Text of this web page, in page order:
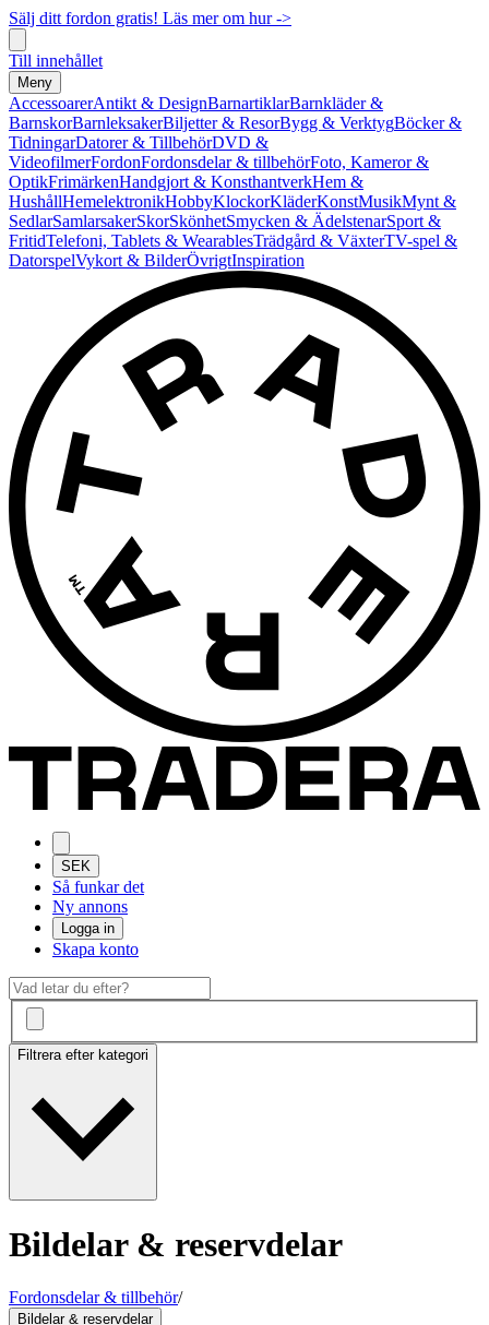
Sälj ditt fordon gratis! Läs mer om hur ->
Till innehållet
Meny
AccessoarerAntikt & DesignBarnartiklarBarnkläder &
BarnskorBarnleksakerBiljetter & ResorBygg & VerktygBöcker &
TidningarDatorer & TillbehörDVD &
VideofilmerFordonFordonsdelar & tillbehörFoto, Kameror &
OptikFrimärkenHandgjort & KonsthantverkHem &
HushållHemelektronikHobbyKlockorKläderKonstMusikMynt &
SedlarSamlarsakerSkorSkönhetSmycken & ÄdelstenarSport &
FritidTelefoni, Tablets & WearablesTrädgård & VäxterTV-spel &
DatorspelVykort & BilderÖvrigtInspiration
SEK
Så funkar det
Ny annons
Logga in
Skapa konto
Filtrera efter kategori
Bildelar & reservdelar
Fordonsdelar & tillbehör/
Bildelar & reservdelar